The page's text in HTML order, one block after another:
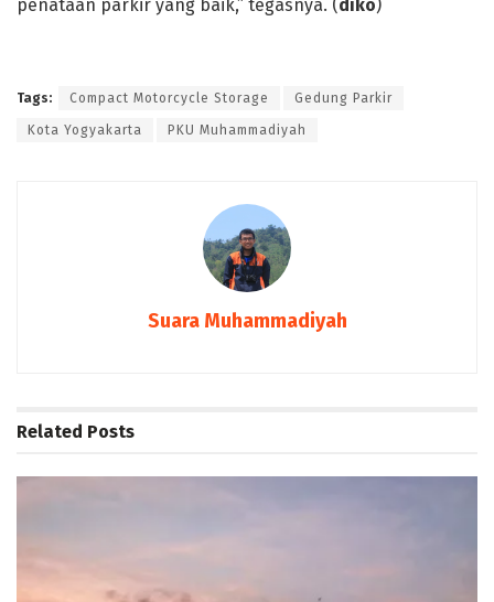
penataan parkir yang baik,” tegasnya. (diko)
Tags: Compact Motorcycle Storage Gedung Parkir
Kota Yogyakarta PKU Muhammadiyah
Suara Muhammadiyah
Related Posts